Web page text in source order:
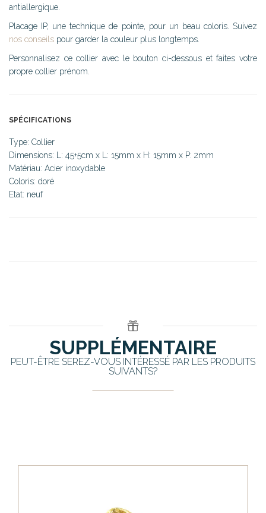
antiallergique.
Placage IP, une technique de pointe, pour un beau coloris. Suivez
nos conseils pour garder la couleur plus longtemps.
Personnalisez ce collier avec le bouton ci-dessous et faites votre
propre collier prénom.
SPÉCIFICATIONS
Type: Collier
Dimensions: L: 45+5cm x L: 15mm x H: 15mm x P: 2mm
Matériau: Acier inoxydable
Coloris: doré
Etat: neuf
SUPPLÉMENTAIRE
PEUT-ÊTRE SEREZ-VOUS INTÉRESSÉ PAR LES PRODUITS
SUIVANTS?